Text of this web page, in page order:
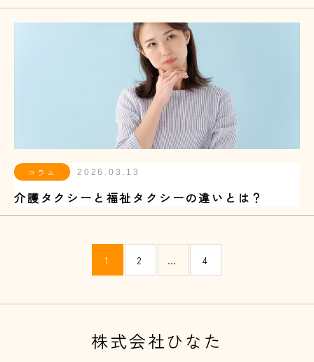
コラム 2026.03.13
介護タクシーと福祉タクシーの違いとは？
1 2 … 4
株式会社ひなた